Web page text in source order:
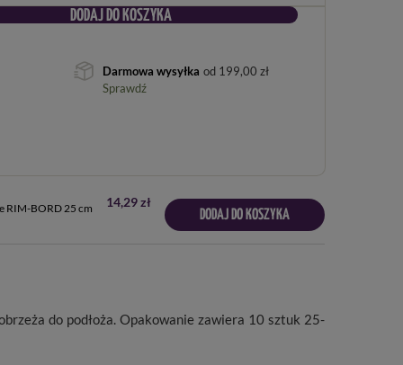
DODAJ DO KOSZYKA
Darmowa wysyłka od 199,00 zł
Sprawdź
RIM-BORD 25 cm
14,29 zł
DODAJ DO KOSZYKA
do podłoża. Opakowanie zawiera 10 sztuk 25-